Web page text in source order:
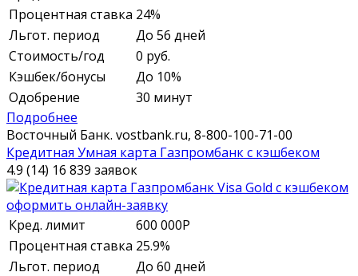
Процентная ставка 24%
Льгот. период
До 56 дней
Стоимость/год
0 руб.
Кэшбек/бонусы
До 10%
Одобрение
30 минут
Подробнее
Восточный Банк. vostbank.ru, 8-800-100-71-00
Кредитная Умная карта Газпромбанк с кэшбеком
4.9 (14) 16 839 заявок
Кред. лимит 600 000Р
Процентная ставка 25.9%
Льгот. период
До 60 дней